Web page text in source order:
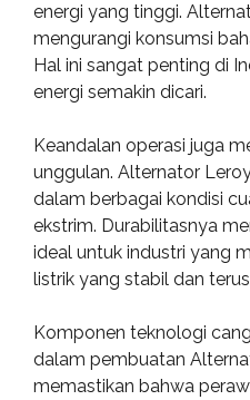
energi yang tinggi.
mengurangi konsumsi
Hal ini sangat penting di
energi semakin dicari.
Keandalan operasi juga
unggulan. Alternator
dalam berbagai kondisi
ekstrim. Durabilitasnya
ideal untuk industri yang
listrik yang stabil dan
Komponen teknologi
dalam pembuatan
memastikan bahwa